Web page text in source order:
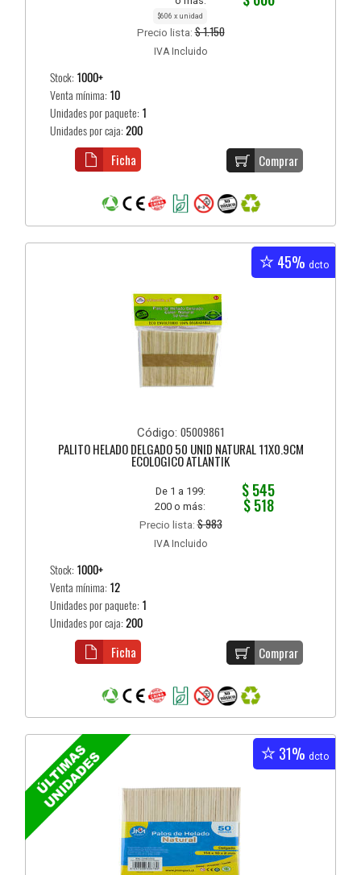
$606 x unidad
Precio lista:$ 1.150
IVA Incluido
Stock: 1000+
Venta mínima: 10
Unidades por paquete: 1
Unidades por caja:200
Comprar
Ficha
45% dcto
Código: 05009861
PALITO HELADO DELGADO 50 UNID NATURAL 11X0.9CM
ECOLOGICO ATLANTIK
De 1 a 199: $ 545
200 o más: $ 518
Precio lista:$ 983
IVA Incluido
Stock: 1000+
Venta mínima: 12
Unidades por paquete: 1
Unidades por caja:200
Comprar
Ficha
31% dcto